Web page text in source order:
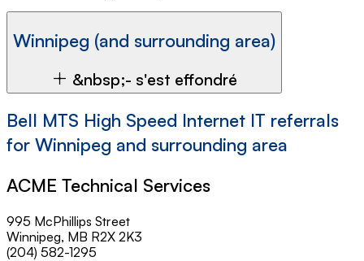
Winnipeg (and surrounding area)
&nbsp;- s'est effondré
Bell MTS High Speed Internet IT referrals
for Winnipeg and surrounding area
ACME Technical Services
995 McPhillips Street
Winnipeg, MB R2X 2K3
(204) 582-1295